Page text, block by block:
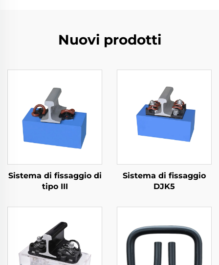
Nuovi prodotti
Sistema di fissaggio di
tipo III
Sistema di fissaggio
DJK5